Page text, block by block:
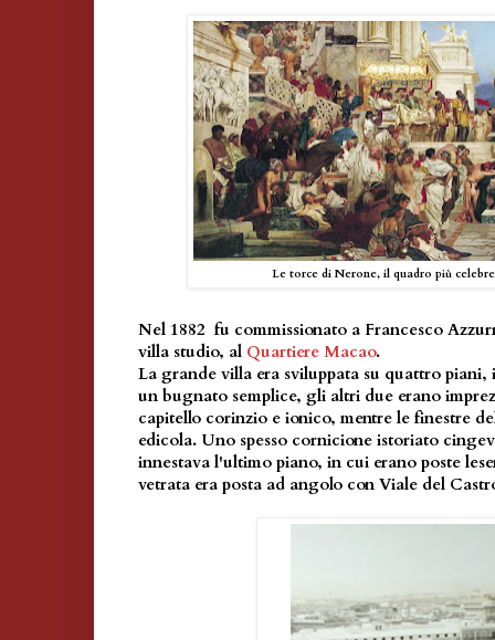
Le torce di Nerone, il quadro più
Nel 1882 fu commissionato a Francesco
villa studio, al Quartiere Macao.
La grande villa era sviluppata su quattro
un bugnato semplice, gli altri due erano
capitello corinzio e ionico, mentre le finestre
edicola. Uno spesso cornicione istoriato
innestava l'ultimo piano, in cui erano poste
vetrata era posta ad angolo con Viale del